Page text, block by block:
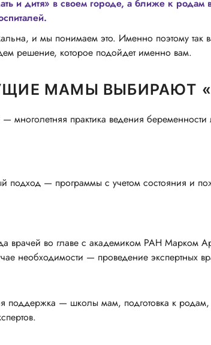
и дитя» в своем городе, а ближе к
и мы понимаем это. Именно поэтому так
решение, которое подойдет именно вам.
МАМЫ ВЫБИРАЮТ
многолетняя практика ведения
подход — программы с учетом состояния и
врачей во главе с академиком РАН Марком
необходимости — проведение экспертных
поддержка — школы мам, подготовка к родам,